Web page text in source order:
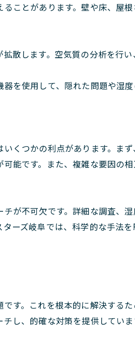
ことがあります。壁や床、屋
散します。空気質の分析を行い
を使用して、隠れた問題や湿
くつかの利点があります。ま
能です。また、複雑な要因の
が不可欠です。詳細な調査、
ーズ岐阜では、科学的な手法
す。これを根本的に解決する
し、的確な対策を提供してい